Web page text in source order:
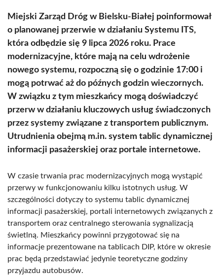
Miejski Zarząd Dróg w Bielsku-Białej poinformował
o planowanej przerwie w działaniu Systemu ITS,
która odbędzie się 9 lipca 2026 roku. Prace
modernizacyjne, które mają na celu wdrożenie
nowego systemu, rozpoczną się o godzinie 17:00 i
mogą potrwać aż do późnych godzin wieczornych.
W związku z tym mieszkańcy mogą doświadczyć
przerw w działaniu kluczowych usług świadczonych
przez systemy związane z transportem publicznym.
Utrudnienia obejmą m.in. system tablic dynamicznej
informacji pasażerskiej oraz portale internetowe.
W czasie trwania prac modernizacyjnych mogą wystąpić
przerwy w funkcjonowaniu kilku istotnych usług. W
szczególności dotyczy to systemu tablic dynamicznej
informacji pasażerskiej, portali internetowych związanych z
transportem oraz centralnego sterowania sygnalizacją
świetlną. Mieszkańcy powinni przygotować się na
informacje prezentowane na tablicach DIP, które w okresie
prac będą przedstawiać jedynie teoretyczne godziny
przyjazdu autobusów.